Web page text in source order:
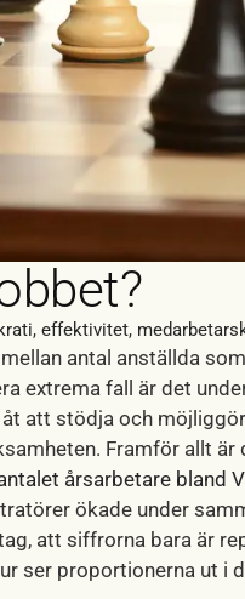
, effektivitet,
antal anställda
extrema fall är det
att stödja och
Framför allt
årsarbetare bland
ökade under
att siffrorna bara är
ser proportionerna ut i